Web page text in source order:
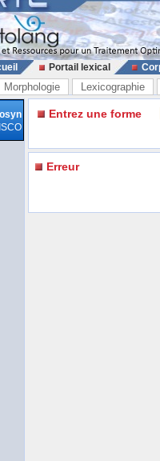
Portail lexical
Morphologie Lexicographie
Entrez une forme
Erreur